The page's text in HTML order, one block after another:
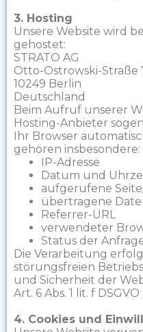
3. Hosting
Unsere Website wird
gehostet:
STRATO AG
Otto-Ostrowski-Straße
10249 Berlin
Deutschland
Beim Aufruf unserer
Hosting-Anbieter
Ihr Browser
gehören insbesondere:
IP-Adresse
Datum und
aufgerufene
übertragene
Referrer-URL
verwendeter
Status der
Die Verarbeitung
störungsfreien
und Sicherheit der
Art. 6 Abs. 1 lit. f
4. Cookies und